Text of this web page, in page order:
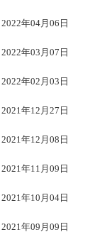
2022年04月06日
2022年03月07日
2022年02月03日
2021年12月27日
2021年12月08日
2021年11月09日
2021年10月04日
2021年09月09日